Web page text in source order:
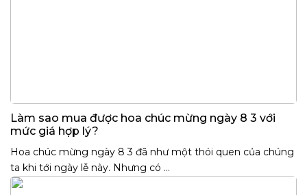
Làm sao mua được hoa chúc mừng ngày 8 3 với
mức giá hợp lý?
Hoa chúc mừng ngày 8 3 đã như một thói quen của chúng
ta khi tới ngày lễ này. Nhưng có ...